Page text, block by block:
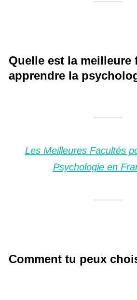
Quelle est la meilleure
apprendre la
Les Meilleures Facultés
Psychologie en
Comment tu peux